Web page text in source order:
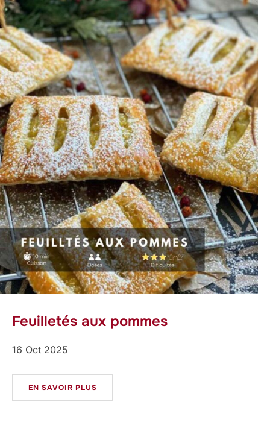
Feuilletés aux pommes
16 Oct 2025
EN SAVOIR PLUS